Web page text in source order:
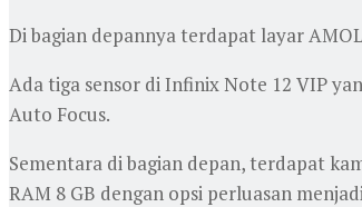
Di bagian depannya terdapat layar
Ada tiga sensor di Infinix Note 12 VIP
Auto Focus.
Sementara di bagian depan, terdapat
RAM 8 GB dengan opsi perluasan